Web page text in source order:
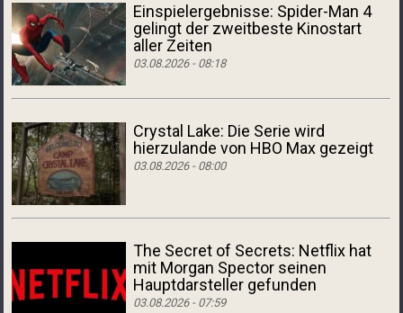
Einspielergebnisse: Spider-Man 4
gelingt der zweitbeste Kinostart
aller Zeiten
03.08.2026 - 08:18
Crystal Lake: Die Serie wird
hierzulande von HBO Max gezeigt
03.08.2026 - 08:00
The Secret of Secrets: Netflix hat
mit Morgan Spector seinen
Hauptdarsteller gefunden
03.08.2026 - 07:59